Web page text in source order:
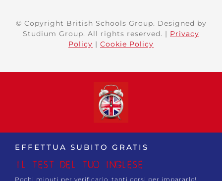
© Copyright British Schools Group. Designed by
Studium Group. All rights reserved. | Privacy
Policy | Cookie Policy
EFFETTUA SUBITO GRATIS
IL TEST DEL TUO INGLESE
Pochi minuti per verificarlo, tanti corsi per impararlo!